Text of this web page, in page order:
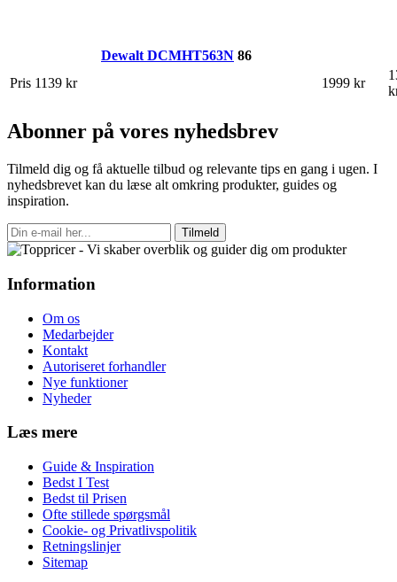
Dewalt DCMHT563N 86
Pris 1139 kr 1999 kr
Abonner på vores nyhedsbrev
Tilmeld dig og få aktuelle tilbud og relevante tips en gang i ugen. I
nyhedsbrevet kan du læse alt omkring produkter, guides og
inspiration.
Tilmeld
Information
Om os
Medarbejder
Kontakt
Autoriseret forhandler
Nye funktioner
Nyheder
Læs mere
Guide & Inspiration
Bedst I Test
Bedst til Prisen
Ofte stillede spørgsmål
Cookie- og Privatlivspolitik
Retningslinjer
Sitemap